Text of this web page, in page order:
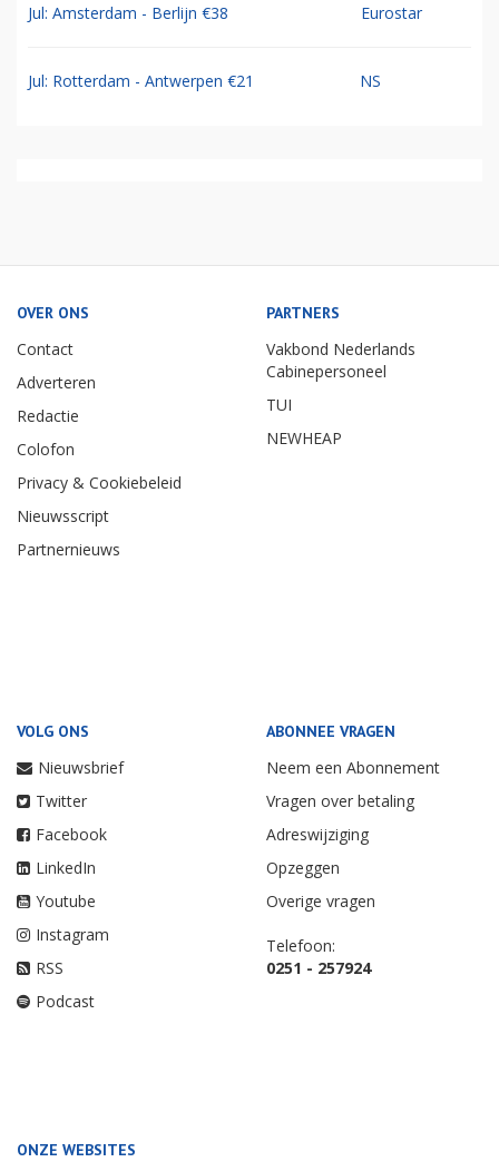
Jul: Amsterdam - Berlijn €38 Eurostar
Jul: Rotterdam - Antwerpen €21 NS
OVER ONS
Contact
Adverteren
Redactie
Colofon
Privacy & Cookiebeleid
Nieuwsscript
Partnernieuws
PARTNERS
Vakbond Nederlands
Cabinepersoneel
TUI
NEWHEAP
VOLG ONS
Nieuwsbrief
Twitter
Facebook
LinkedIn
Youtube
Instagram
RSS
Podcast
ABONNEE VRAGEN
Neem een Abonnement
Vragen over betaling
Adreswijziging
Opzeggen
Overige vragen
Telefoon:
0251 - 257924
ONZE WEBSITES